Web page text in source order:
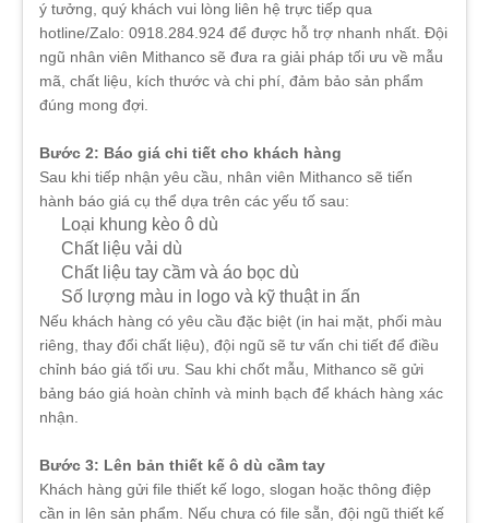
ý tưởng, quý khách vui lòng liên hệ trực tiếp qua
hotline/Zalo: 0918.284.924 để được hỗ trợ nhanh nhất. Đội
ngũ nhân viên Mithanco sẽ đưa ra giải pháp tối ưu về mẫu
mã, chất liệu, kích thước và chi phí, đảm bảo sản phẩm
đúng mong đợi.
Bước 2: Báo giá chi tiết cho khách hàng
Sau khi tiếp nhận yêu cầu, nhân viên Mithanco sẽ tiến
hành báo giá cụ thể dựa trên các yếu tố sau:
Loại khung kèo ô dù
Chất liệu vải dù
Chất liệu tay cầm và áo bọc dù
Số lượng màu in logo và kỹ thuật in ấn
Nếu khách hàng có yêu cầu đặc biệt (in hai mặt, phối màu
riêng, thay đổi chất liệu), đội ngũ sẽ tư vấn chi tiết để điều
chỉnh báo giá tối ưu. Sau khi chốt mẫu, Mithanco sẽ gửi
bảng báo giá hoàn chỉnh và minh bạch để khách hàng xác
nhận.
Bước 3: Lên bản thiết kế ô dù cầm tay
Khách hàng gửi file thiết kế logo, slogan hoặc thông điệp
cần in lên sản phẩm. Nếu chưa có file sẵn, đội ngũ thiết kế